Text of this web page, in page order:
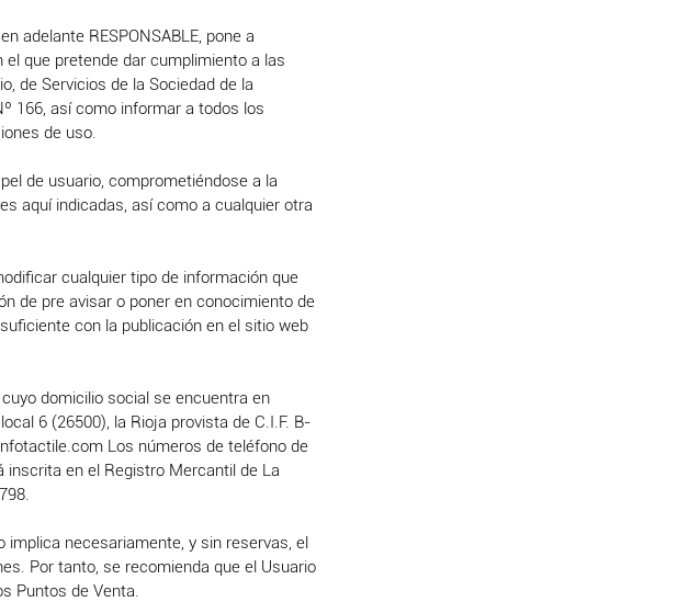
adelante RESPONSABLE, pone a
que pretende dar cumplimiento a las
de Servicios de la Sociedad de la
166, así como informar a todos los
de uso.
de usuario, comprometiéndose a la
aquí indicadas, así como a cualquier otra
cualquier tipo de información que
de pre avisar o poner en conocimiento de
con la publicación en el sitio web
domicilio social se encuentra en
6 (26500), la Rioja provista de C.I.F. B-
Los números de teléfono de
en el Registro Mercantil de La
implica necesariamente, y sin reservas, el
Por tanto, se recomienda que el Usuario
Puntos de Venta.